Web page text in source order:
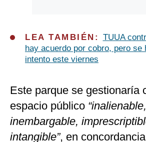
LEA TAMBIÉN: TUUA
hay acuerdo por cobro, pero se
intento este viernes
Este parque se gestionaría
espacio público “inalienable,
inembargable,
intangible”, en